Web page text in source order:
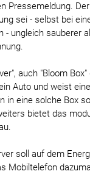
Pressemeldung.
sei - selbst bei
- ungleich sauberer
auch "Bloom
Auto und weist
in eine solche Box
bietet das
soll auf dem
Mobiltelefon